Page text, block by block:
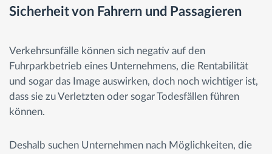
Sicherheit von Fahrern und Passagieren
Verkehrsunfälle können sich negativ auf den
Fuhrparkbetrieb eines Unternehmens, die Rentabilität
und sogar das Image auswirken, doch noch wichtiger ist,
dass sie zu Verletzten oder sogar Todesfällen führen
können.
Deshalb suchen Unternehmen nach Möglichkeiten, die